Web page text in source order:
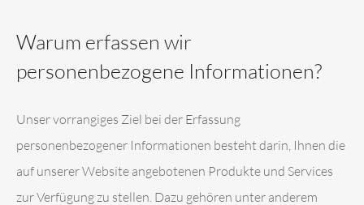
Warum erfassen wir
personenbezogene Informationen?
Unser vorrangiges Ziel bei der Erfassung
personenbezogener Informationen besteht darin, Ihnen die
auf unserer Website angebotenen Produkte und Services
zur Verfügung zu stellen. Dazu gehören unter anderem